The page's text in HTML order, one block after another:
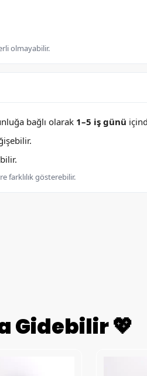
olmayabilir.
bağlı olarak 1–5 iş günü
farklılık gösterebilir.
Gidebilir 💖